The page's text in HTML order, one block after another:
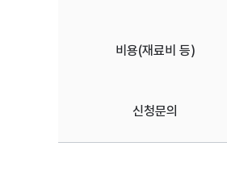
비용(재료비 등)
신청문의